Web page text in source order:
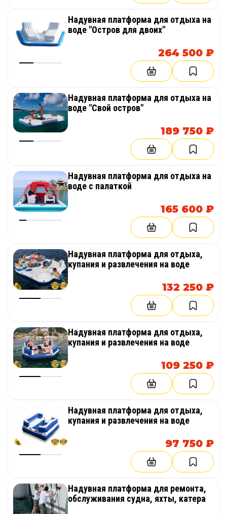
Надувная платформа для отдыха на
воде "Остров для двоих"
264 500 ₽
Надувная платформа для отдыха на
воде "Свой остров"
189 750 ₽
Надувная платформа для отдыха на
воде с палаткой
165 600 ₽
Надувная платформа для отдыха,
купания и развлечения на воде
132 250 ₽
Надувная платформа для отдыха,
купания и развлечения на воде
109 250 ₽
Надувная платформа для отдыха,
купания и развлечения на воде
97 750 ₽
Надувная платформа для ремонта,
обслуживания судна, яхты, катера